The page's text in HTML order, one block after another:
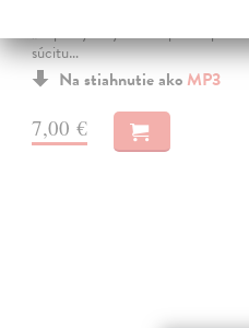
súcitu…
Na stiahnutie ako MP3
7,00 €